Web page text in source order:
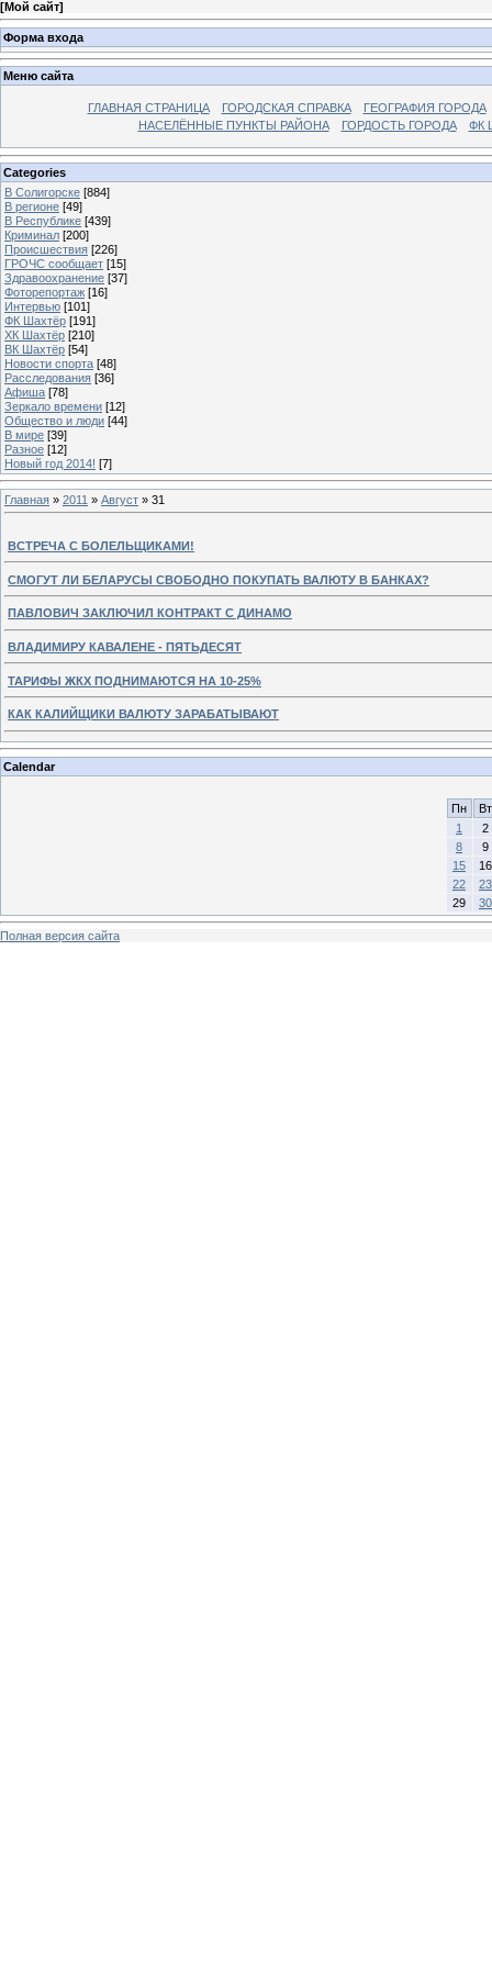
[Мой сайт]
Форма входа
Меню сайта
ГЛАВНАЯ СТРАНИЦА ГОРОДСКАЯ СПРАВКА
ГЕОГРАФИЯ ГОРОДА
НАСЕЛЁННЫЕ ПУНКТЫ РАЙОНА
ГОРДОСТЬ ГОРОДА ФК
Categories
В Солигорске [884]
В регионе [49]
В Республике [439]
Криминал [200]
Происшествия [226]
ГРОЧС сообщает [15]
Здравоохранение [37]
Фоторепортаж [16]
Интервью [101]
ФК Шахтёр [191]
ХК Шахтёр [210]
ВК Шахтёр [54]
Новости спорта [48]
Расследования [36]
Афиша [78]
Зеркало времени [12]
Общество и люди [44]
В мире [39]
Разное [12]
Новый год 2014! [7]
Главная » 2011 » Август » 31
ВСТРЕЧА С БОЛЕЛЬЩИКАМИ!
СМОГУТ ЛИ БЕЛАРУСЫ СВОБОДНО ПОКУПАТЬ ВАЛЮТУ В БАНКАХ?
ПАВЛОВИЧ ЗАКЛЮЧИЛ КОНТРАКТ С ДИНАМО
ВЛАДИМИРУ КАВАЛЕНЕ - ПЯТЬДЕСЯТ
ТАРИФЫ ЖКХ ПОДНИМАЮТСЯ НА 10-25%
КАК КАЛИЙЩИКИ ВАЛЮТУ ЗАРАБАТЫВАЮТ
Calendar
Пн
Вт
1
2
8
9
15
16
22
23
29
30
Полная версия сайта